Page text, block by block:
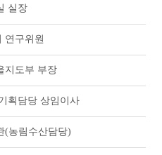
실장
연구위원
지도부 부장
획담당 상임이사
(농림수산담당)